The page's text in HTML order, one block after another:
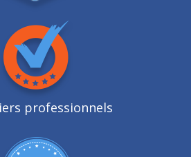
professionnels